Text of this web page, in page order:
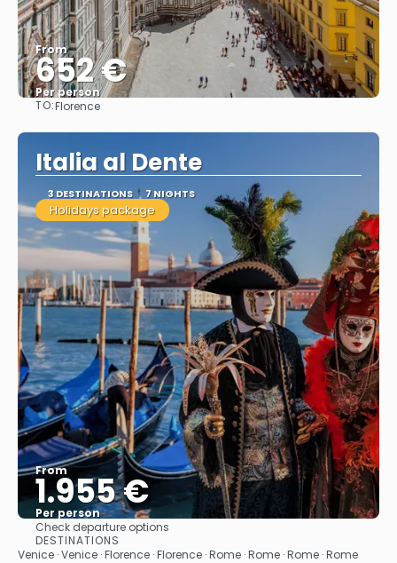
From
652 €
Per person
TO:Florence
Italia al Dente
3 DESTINATIONS 7 NIGHTS
Holidays package
From
1.955 €
Per person
Check departure options
DESTINATIONS
Venice · Venice · Florence · Florence · Rome · Rome · Rome · Rome